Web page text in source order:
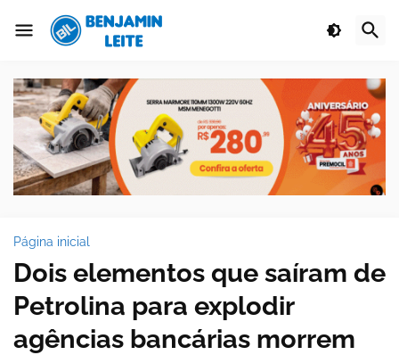
Página inicial
Dois elementos que saíram de
Petrolina para explodir
agências bancárias morrem